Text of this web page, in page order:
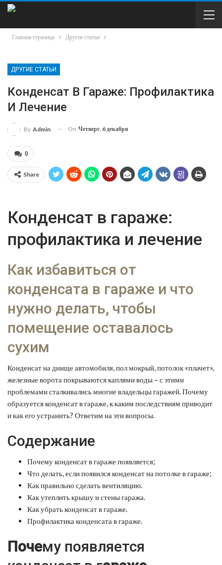
Главная страница Другие статьи
ДРУГИЕ СТАТЬИ
Конденсат В Гараже: Профилактика
И Лечение
By Admin On Четверг, 6 декабря
0
Share
Конденсат в гараже:
профилактика и лечение
Как избавиться от
конденсата в гараже и что
нужно делать, чтобы
помещение оставалось
сухим
Конденсат на днище автомобиля, пол мокрый, потолок «плачет»,
железные ворота покрываются каплями воды – с этими
проблемами сталкивались многие владельцы гаражей. Почему
образуется конденсат в гараже, к каким последствиям приводит
и как его устранить? Ответим на эти вопросы.
Содержание
Почему конденсат в гараже появляется;
Что делать, если появился конденсат на потолке в гараже;
Как правильно сделать вентиляцию.
Как утеплить крышу и стены гаража.
Как убрать конденсат в гараже.
Профилактика конденсата в гараже.
Почему появляется